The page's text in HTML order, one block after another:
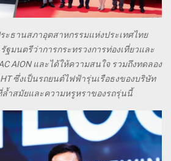
ะธานสภาอุตสาหกรรมแห่งประเทศไทย
ฐมนตรีว่าการกระทรวงการท่องเที่ยวและ
AION และได้ให้ความสนใจ รวมถึงทดลอง
ซึ่งเป็นรถยนต์ไฟฟ้ารุ่นเรือธงของบริษัท
ำสมัยและความหรูหราของรถรุ่นนี้